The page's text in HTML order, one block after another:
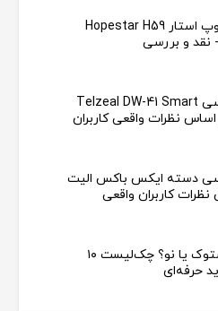
اسپیکر هوپ استار Hopestar H59
نقد و بررسی Telzeal DW-41 Smart
دسته ایکس باکس الیت
لپ‌تاپ استوک یا نو؟ چک‌لیست ۱۰
حرفه‌ای